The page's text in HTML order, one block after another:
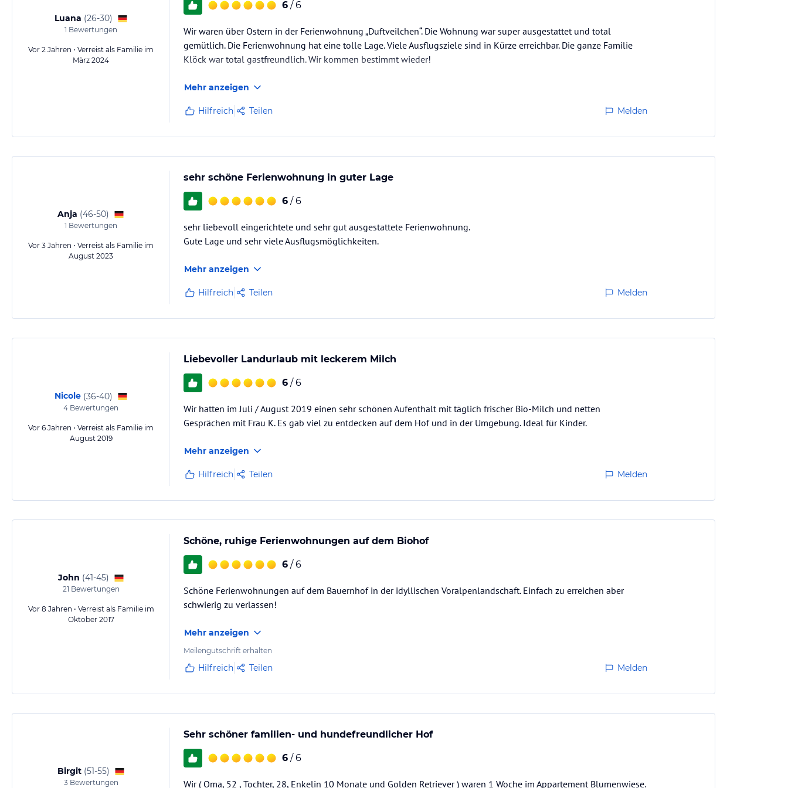
Luana (26-30)
1 Bewertungen
Vor 2 Jahren • Verreist als Familie im
März 2024
6 / 6
Wir waren über Ostern in der Ferienwohnung „Duftveilchen“. Die Wohnung war super ausgestattet und total
gemütlich. Die Ferienwohnung hat eine tolle Lage. Viele Ausflugsziele sind in Kürze erreichbar. Die ganze Familie
Klöck war total gastfreundlich. Wir kommen bestimmt wieder!
Mehr anzeigen
Hilfreich Teilen Melden
Anja (46-50)
1 Bewertungen
Vor 3 Jahren • Verreist als Familie im
August 2023
sehr schöne Ferienwohnung in guter Lage
6 / 6
sehr liebevoll eingerichtete und sehr gut ausgestattete Ferienwohnung.
Gute Lage und sehr viele Ausflugsmöglichkeiten.
Mehr anzeigen
Hilfreich Teilen Melden
Nicole (36-40)
4 Bewertungen
Vor 6 Jahren • Verreist als Familie im
August 2019
Liebevoller Landurlaub mit leckerem Milch
6 / 6
Wir hatten im Juli / August 2019 einen sehr schönen Aufenthalt mit täglich frischer Bio-Milch und netten
Gesprächen mit Frau K. Es gab viel zu entdecken auf dem Hof und in der Umgebung. Ideal für Kinder.
Mehr anzeigen
Hilfreich Teilen Melden
John (41-45)
21 Bewertungen
Vor 8 Jahren • Verreist als Familie im
Oktober 2017
Schöne, ruhige Ferienwohnungen auf dem Biohof
6 / 6
Schöne Ferienwohnungen auf dem Bauernhof in der idyllischen Voralpenlandschaft. Einfach zu erreichen aber
schwierig zu verlassen!
Mehr anzeigen
Meilengutschrift erhalten
Hilfreich Teilen Melden
Birgit (51-55)
3Bewertungen
Sehr schöner familien- und hundefreundlicher Hof
6 / 6
Wir ( Oma, 52 , Tochter, 28, Enkelin 10 Monate und Golden Retriever ) waren 1 Woche im Appartement Blumenwiese.